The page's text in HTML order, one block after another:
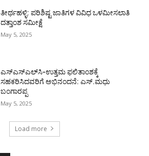
ತೀರ್ಥಹಳ್ಳಿ: ಪರಿಶಿಷ್ಟ ಜಾತಿಗಳ ವಿವಿಧ ಒಳಮೀಸಲಾತಿ
ದತ್ತಾಂಶ ಸಮೀಕ್ಷೆ
May 5, 2025
ಎಸ್‌ಎಸ್‌ಎಲ್‌ಸಿ-ಉತ್ತಮ ಫಲಿತಾಂಶಕ್ಕೆ
ಸಹಕರಿಸಿದವರಿಗೆ ಅಭಿನಂದನೆ: ಎಸ್.ಮಧು
ಬಂಗಾರಪ್ಪ
May 5, 2025
Load more